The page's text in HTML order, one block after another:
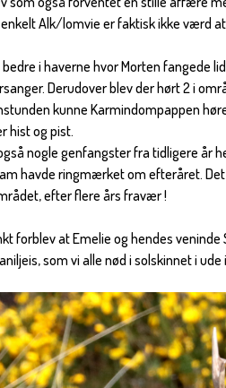
Alk/lomvie er faktisk ikke værd
bedre i haverne hvor Morten fangede
Derudover blev der hørt 2 i
kunne Karmindompappen
hist og pist.
nogle genfangster fra tidligere år
havde ringmærket om efteråret.
efter flere års fravær !
forblev at Emelie og hendes
som vi alle nød i solskinnet i